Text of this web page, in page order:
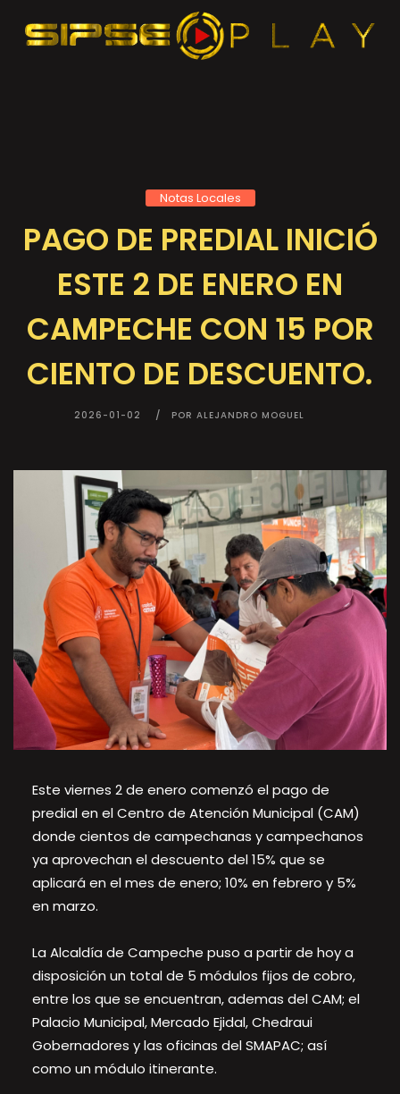
Notas Locales
PAGO DE PREDIAL INICIÓ
ESTE 2 DE ENERO EN
CAMPECHE CON 15 POR
CIENTO DE DESCUENTO.
2026-01-02 POR ALEJANDRO MOGUEL
Este viernes 2 de enero comenzó el pago de
predial en el Centro de Atención Municipal (CAM)
donde cientos de campechanas y campechanos
ya aprovechan el descuento del 15% que se
aplicará en el mes de enero; 10% en febrero y 5%
en marzo.
La Alcaldía de Campeche puso a partir de hoy a
disposición un total de 5 módulos fijos de cobro,
entre los que se encuentran, ademas del CAM; el
Palacio Municipal, Mercado Ejidal, Chedraui
Gobernadores y las oficinas del SMAPAC; así
como un módulo itinerante.